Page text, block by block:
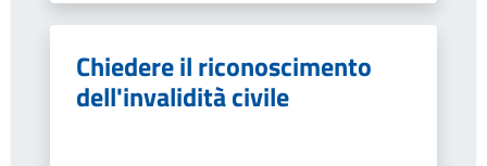
Chiedere il riconoscimento
dell'invalidità civile